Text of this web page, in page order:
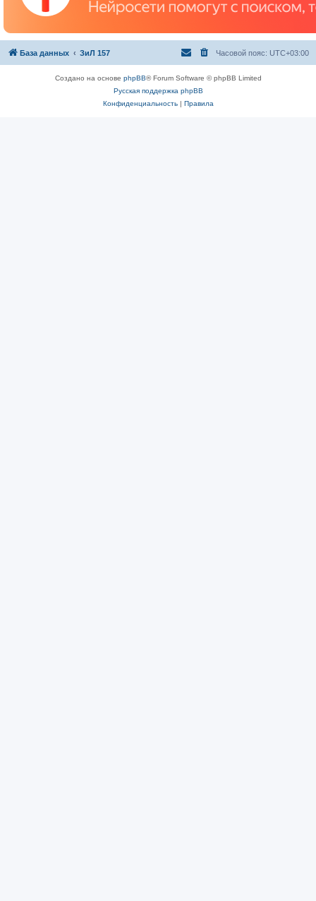
База данных ЗиЛ 157 Часовой пояс: UTC+03:00
Создано на основе phpBB® Forum Software © phpBB Limited
Русская поддержка phpBB
Конфиденциальность| Правила